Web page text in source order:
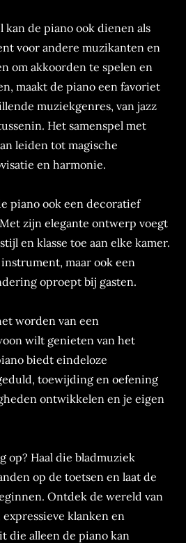
kan de piano ook dienen als
voor andere muzikanten en
om akkoorden te spelen en
maakt de piano een favoriet
muziekgenres, van jazz
Het samenspel met
leiden tot magische
en harmonie.
piano ook een decoratief
zijn elegante ontwerp voegt
en klasse toe aan elke kamer.
maar ook een
oproept bij gasten.
worden van een
wilt genieten van het
biedt eindeloze
toewijding en oefening
ontwikkelen en je eigen
op? Haal die bladmuziek
op de toetsen en laat de
Ontdek de wereld van
klanken en
die alleen de piano kan